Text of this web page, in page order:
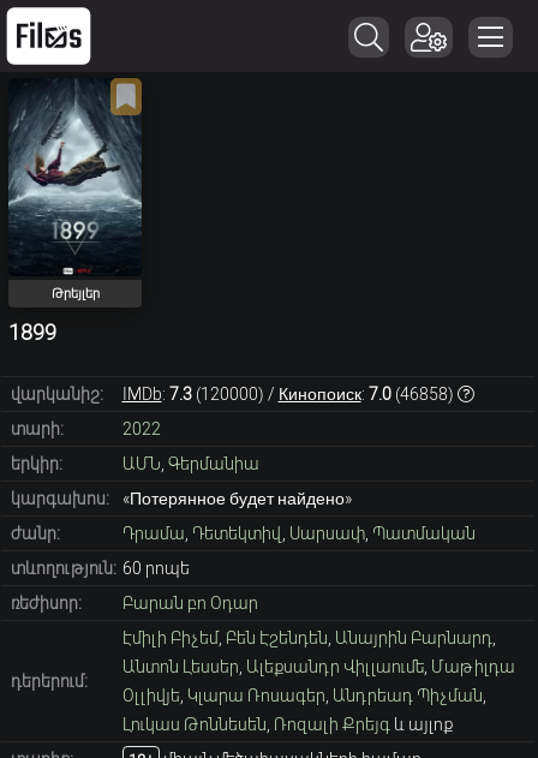
Թրեյլեր
1899
վարկանիշ: IMDb: 7.3(120000) / Кинопоиск: 7.0(46858)
տարի:
2022
երկիր:
ԱՄՆ Գերմանիա
կարգախոս:
«Потерянное будет найдено»
ժանր:
Դրամա Դետեկտիվ Սարսափ, Պատմական
տևողություն: 60 րոպե
ռեժիսոր:
Բարան բո Օդար
դերերում:
Էմիլի Բիչեմ, Բեն Էշենդեն Անայրին Բարնարդ
Անտոն Լեսսեր Ալեքսանդր Վիլլաումե, Մաթիլդա
Օլլիվյե, Կլարա Ռոսագեր Անդրեադ Պիչման
Լուկաս Թոննեսեն Ռոզալի Քրեյգ և այլոք